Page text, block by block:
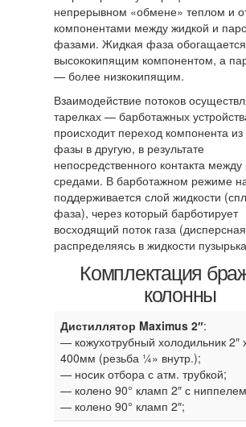
непрерывном «обмене» теплом и
компонентами между жидкой и
фазами. Жидкая фаза
высококипящим компонентом, а
— более низкокипящим.
Взаимодействие потоков
тарелках — барботажных
происходит переход компонента
фазы в другую, в результате
непосредственного контакта
средами. В барботажном режиме
поддерживается слой жидкости
фаза), через который барботирует
восходящий поток газа
распределяясь в жидкости
Комплектация
колонны
Дистиллятор Maximus 2″:
— кожухотрубный холодильник 2″
400мм (резьба ¼» внутр.);
— носик отбора с атм. трубкой;
— колено 90° кламп 2″ с
— колено 90° кламп 2″;